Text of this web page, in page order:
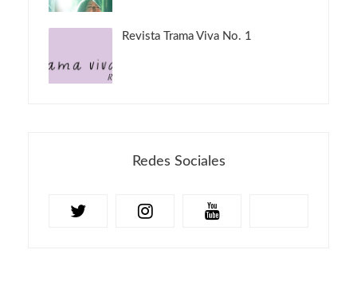
Revista Trama Viva No. 1
Redes Sociales